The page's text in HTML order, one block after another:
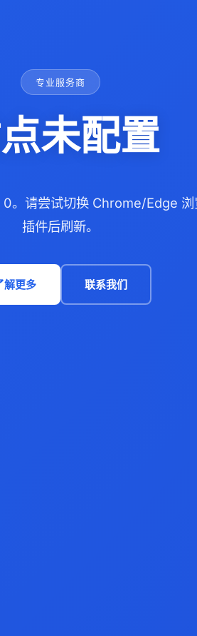
专业服务商
未配置
。请尝试切换 Chrome/Edge 浏
插件后刷新。
解更多 联系我们